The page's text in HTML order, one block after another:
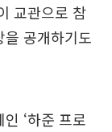
교관으로 참
공개하기도
‘하준 프로